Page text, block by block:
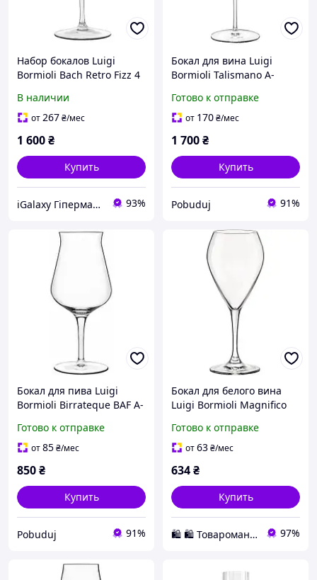
Набор бокалов Luigi
Bormioli Bach Retro Fizz 4
В наличии
от267₴/мес
1 600₴
Купить
iGalaxy Гіпермаркет подарунків 93%
Бокал для вина Luigi
Bormioli Talismano A-
мл pelican
Готово к отправке
от 170₴/мес
1 700₴
Купить
Pobuduj 91%
Бокал для пива Luigi
Bormioli Birrateque BAF A-
мл pelican
Готово к отправке
от85₴/мес
850₴
Купить
Pobuduj 91%
Бокал для белого вина
Luigi Bormioli Magnifico
стекло Италия для
праздничного стола Для
Готово к отправке
от63₴/мес
634₴
Купить
🛍️ 🛍️ Товаромания 🛍️ 🛍️ 97%